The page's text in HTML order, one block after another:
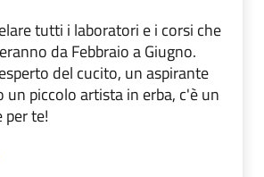
tutti i laboratori e i corsi che
da Febbraio a Giugno.
del cucito, un aspirante
un piccolo artista in erba, c'è un
per te!